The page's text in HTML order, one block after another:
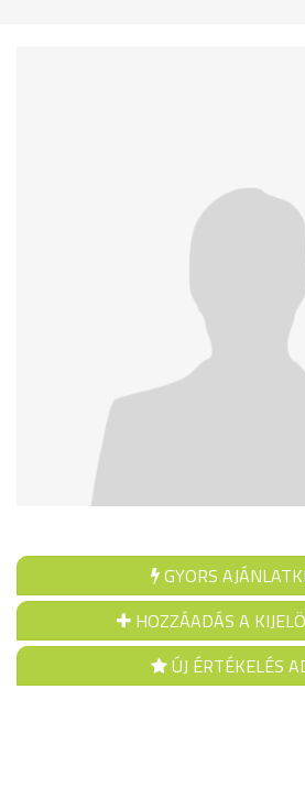
GYORS
HOZZÁADÁS A
ÚJ ÉRTÉKELÉS